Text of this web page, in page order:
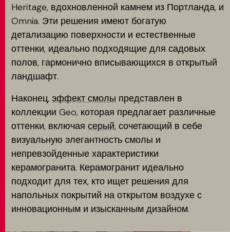
Heritage, вдохновленной камнем из Портланда, и
Omnia. Эти решения имеют богатую
детализацию поверхности и естественные
оттенки, идеально подходящие для садовых
полов, гармонично вписывающихся в открытый
ландшафт.
Наконец, эффект смолы представлен в
коллекции Geo, которая предлагает различные
оттенки, включая серый, сочетающий в себе
визуальную элегантность смолы и
непревзойденные характеристики
керамогранита. Керамогранит идеально
подходит для тех, кто ищет решения для
напольных покрытий на открытом воздухе с
инновационным и изысканным дизайном.